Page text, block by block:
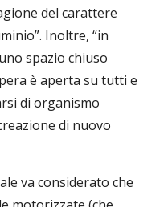
del carattere
Inoltre, “in
spazio chiuso
è aperta su tutti e
di organismo
di nuovo
va considerato che